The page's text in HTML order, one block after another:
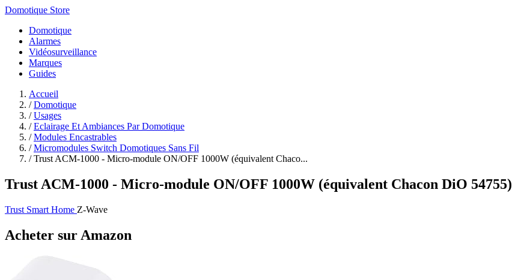
Domotique Store
Domotique
Alarmes
Vidéosurveillance
Marques
Guides
Accueil
/ Domotique
/ Usages
/ Eclairage Et Ambiances Par Domotique
/ Modules Encastrables
/ Micromodules Switch Domotiques Sans Fil
/ Trust ACM-1000 - Micro-module ON/OFF 1000W (équivalent Chaco...
Trust ACM-1000 - Micro-module ON/OFF 1000W (équivalent Chacon DiO 54755)
Trust Smart Home Z-Wave
Acheter sur Amazon